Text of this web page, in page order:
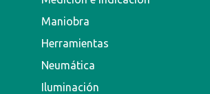
Maniobra
Herramientas
Neumática
Iluminación